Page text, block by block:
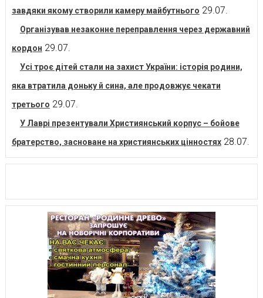
завдяки якому створили камеру майбутнього 29.07.
Організував незаконне переправлення через державний
кордон 29.07.
Усі троє дітей стали на захист України: історія родини,
яка втратила доньку й сина, але продовжує чекати
третього 29.07.
У Лаврі презентували Християнський корпус – бойове
братерство, засноване на християнських цінностях 28.07.